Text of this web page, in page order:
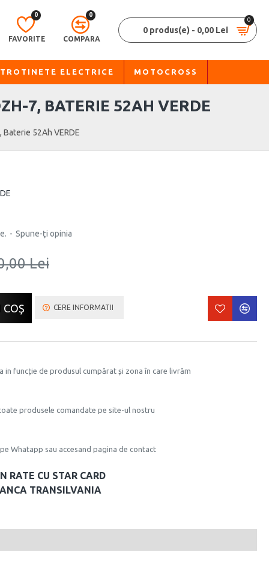
FAVORITE
0
COMPARA
0
0 produs(e) - 0,00 Lei
0
TROTINETE ELECTRICE MOTOCROSS
52Ah VERDE
7, BATERIE 52AH VERDE
- Spune-ţi opinia
Lei
CERE INFORMATII
in funcție de produsul cumpărat și zona în care livrăm
produsele comandate pe site-ul nostru
Whatapp sau accesand pagina de contact
RATE CU STAR CARD
TRANSILVANIA